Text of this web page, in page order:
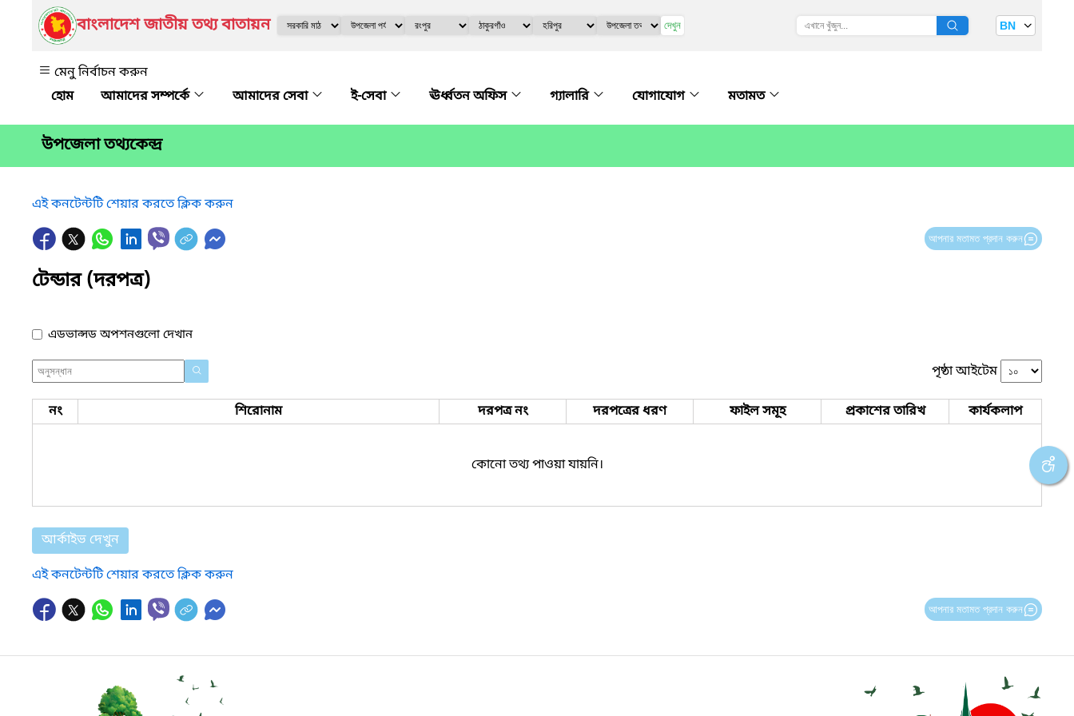
বাংলাদেশ জাতীয় তথ্য বাতায়ন দেখুন BN
মেনু নির্বাচন করুন
আমাদের সম্পর্কে
আমাদের সেবা ই-সেবা ঊর্ধ্বতন অফিস গ্যালারি যোগাযোগ মতামত
উপজেলা তথ্যকেন্দ্র
এই কনটেন্টটি শেয়ার করতে ক্লিক করুন
আপনার মতামত প্রদান করুন
টেন্ডার (দরপত্র)
এডভান্সড অপশনগুলো দেখান
পৃষ্ঠা আইটেম
নং শিরোনাম দরপত্র নং দরপত্রের ধরণ ফাইল সমূহ প্রকাশের তারিখ কার্যকলাপ
কোনো তথ্য পাওয়া যায়নি।
আর্কাইভ দেখুন
এই কনটেন্টটি শেয়ার করতে ক্লিক করুন
আপনার মতামত প্রদান করুন